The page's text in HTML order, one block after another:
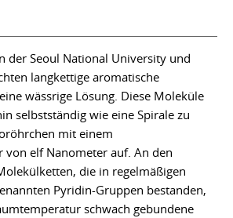
der Seoul National University und
langkettige aromatische
wässrige Lösung. Diese Moleküle
selbstständig wie eine Spirale zu
mit einem
von elf Nanometer auf. An den
die in regelmäßigen
Pyridin-Gruppen bestanden,
schwach gebundene